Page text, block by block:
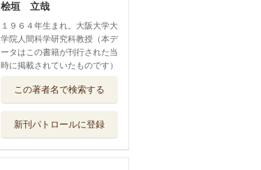
桧垣 立哉
１９６４年生まれ。大阪大学大
学院人間科学研究科教授（本デ
ータはこの書籍が刊行された当
時に掲載されていたものです）
この著者名で検索する
新刊パトロールに登録
脳科学と心のマ...
寺山修司の遺産
堀之内出版